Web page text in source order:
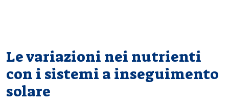
Le variazioni nei nutrienti
con i sistemi a inseguimento
solare